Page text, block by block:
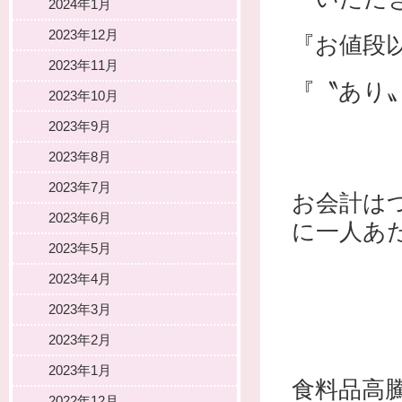
『お値段
『〝あり
お会計は
に一人あ
食料品高
2024年1月
2023年12月
2023年11月
2023年10月
2023年9月
2023年8月
2023年7月
2023年6月
2023年5月
2023年4月
2023年3月
2023年2月
2023年1月